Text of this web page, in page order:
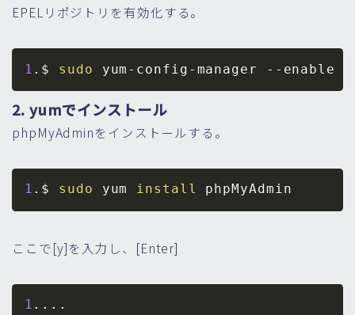
EPELリポジトリを有効化する。
1 .$ sudo yum-config-manager --enable
2. yumでインストール
phpMyAdminをインストールする。
1 .$ sudo yum install
ここで[y]を入力し、[Enter]
1 .. ..